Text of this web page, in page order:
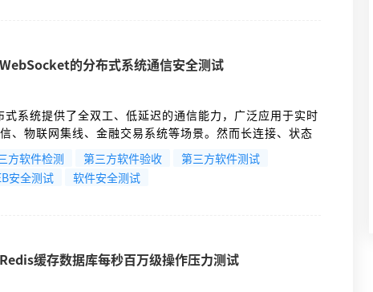
的分布式系统通信安全测试
系统提供了全双工、低延迟的通信能力，广泛应用于实时
、物联网集线、金融交易系统等场景。然而长连接、状态
模型差异等特性，引入了安全挑战。在分布式架构中攻击面
客户端、连接网关、消息代理、后端业务服务）。
方软件检测 第三方软件验收
第三方软件测试
安全测试 软件安全测试
缓存数据库每秒百万级操作压力测试